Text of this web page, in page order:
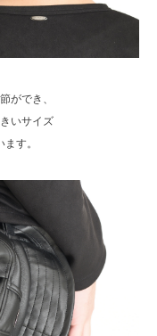
ができ、
いサイズ
す。